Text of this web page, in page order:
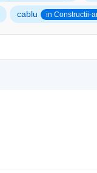
cablu in Constructii-